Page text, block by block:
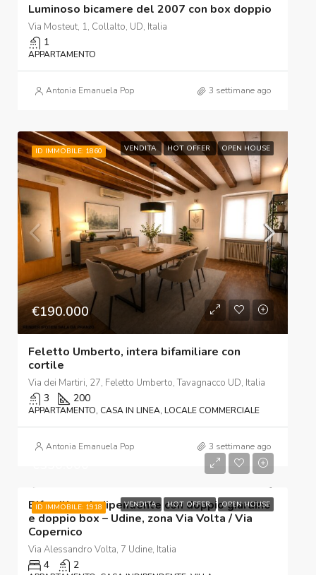
Luminoso bicamere del 2007 con box doppio
Via Mosteut, 1, Collalto, UD, Italia
1
APPARTAMENTO
Antonia Emanuela Pop 3 settimane ago
ID IMMOBILE: 1860 VENDITA HOT OFFER OPEN HOUSE
€190.000
Feletto Umberto, intera bifamiliare con
cortile
Via dei Martiri, 27, Feletto Umberto, Tavagnacco UD, Italia
3 200
APPARTAMENTO, CASA IN LINEA, LOCALE COMMERCIALE
Antonia Emanuela Pop 3 settimane ago
ID IMMOBILE: 1918 VENDITA HOT OFFER OPEN HOUSE
Bifamiliare indipendente con doppio giardino
e doppio box – Udine, zona Via Volta / Via
Copernico
Via Alessandro Volta, 7 Udine, Italia
4 2